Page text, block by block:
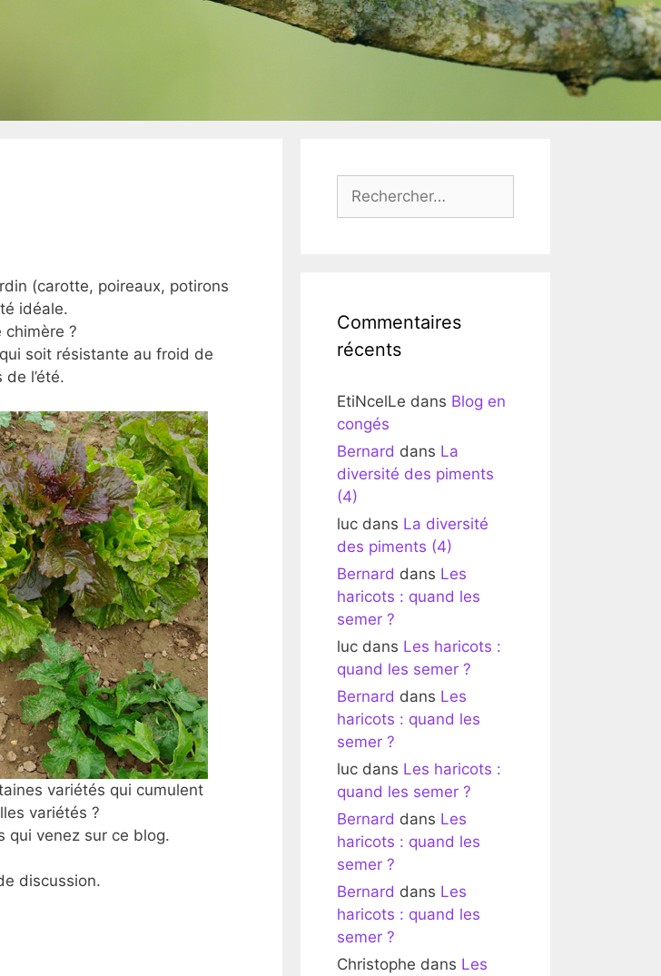
(carotte, poireaux, potirons
idéale.
chimère ?
soit résistante au froid de
l’été.
variétés qui cumulent
variétés ?
qui venez sur ce blog.
discussion.
Commentaires
récents
EtiNcelLe dans Blog en
congés
Bernard dans La
diversité des piments
(4)
luc dans La diversité
des piments (4)
Bernard dans Les
haricots : quand les
semer ?
luc dans Les haricots :
quand les semer ?
Bernard dans Les
haricots : quand les
semer ?
luc dans Les haricots :
quand les semer ?
Bernard dans Les
haricots : quand les
semer ?
Bernard dans Les
haricots : quand les
semer ?
Christophe dans Les